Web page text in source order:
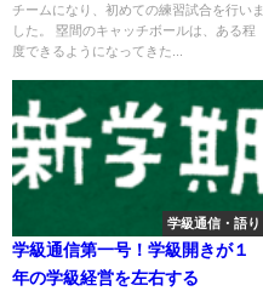
チームになり、初めての練習試合を行いま
した。 塁間のキャッチボールは、ある程
度できるようになってきた...
学級通信・語り
学級通信第一号！学級開きが１
年の学級経営を左右する